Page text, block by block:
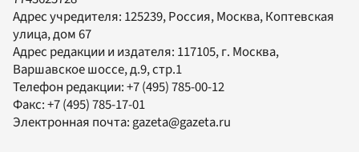
Адрес учредителя: 125239, Россия, Москва, Коптевская
улица, дом 67
Адрес редакции и издателя: 117105, г. Москва,
Варшавское шоссе, д.9, стр.1
Телефон редакции:+7 (495) 785-00-12
Факс:+7 (495) 785-17-01
Электронная почта: gazeta@gazeta.ru